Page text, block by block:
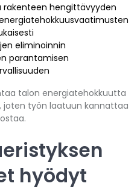
rakenteen hengittävyyden
eliminoinnin
parantamisen
talon energiatehokkuutta
joten työn laatuun kannattaa
hyödyt